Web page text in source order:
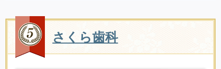
さくら歯科